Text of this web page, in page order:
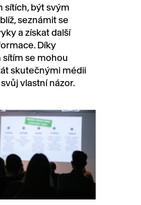
sítích, být svým
seznámit se
a získat další
Díky
sítím se mohou
skutečnými médii
vlastní názor.